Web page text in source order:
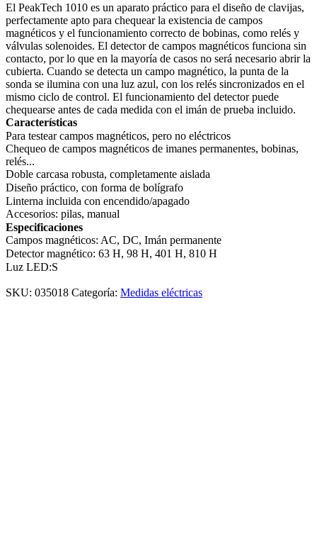
El PeakTech 1010 es un aparato práctico para el diseño de clavijas,
perfectamente apto para chequear la existencia de campos
magnéticos y el funcionamiento correcto de bobinas, como relés y
válvulas solenoides. El detector de campos magnéticos funciona sin
contacto, por lo que en la mayoría de casos no será necesario abrir la
cubierta. Cuando se detecta un campo magnético, la punta de la
sonda se ilumina con una luz azul, con los relés sincronizados en el
mismo ciclo de control. El funcionamiento del detector puede
chequearse antes de cada medida con el imán de prueba incluido.
Características
Para testear campos magnéticos, pero no eléctricos
Chequeo de campos magnéticos de imanes permanentes, bobinas,
relés...
Doble carcasa robusta, completamente aislada
Diseño práctico, con forma de bolígrafo
Linterna incluida con encendido/apagado
Accesorios: pilas, manual
Especificaciones
Campos magnéticos: AC, DC, Imán permanente
Detector magnético: 63 H, 98 H, 401 H, 810 H
Luz LED:S
SKU: 035018 Categoría: Medidas eléctricas